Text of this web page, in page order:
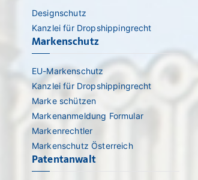
Designschutz
Kanzlei für Dropshippingrecht
Markenschutz
EU-Markenschutz
Kanzlei für Dropshippingrecht
Marke schützen
Markenanmeldung Formular
Markenrechtler
Markenschutz Österreich
Patentanwalt